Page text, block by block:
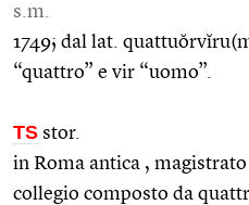
s.m.
1749; dal lat.
“quattro” e vir “uomo”.
TS stor.
in Roma antica ,
collegio composto da